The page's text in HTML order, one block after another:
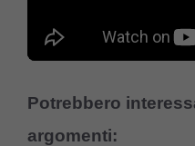
Potrebbero
argomenti: